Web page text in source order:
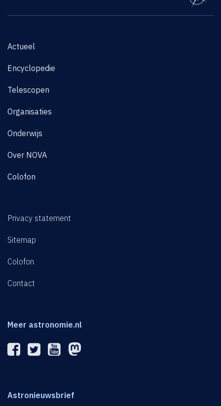
Actueel
Encyclopedie
Telescopen
Organisaties
Onderwijs
Over NOVA
Colofon
Privacy statement
Sitemap
Colofon
Contact
Meer astronomie.nl
Astronieuwsbrief